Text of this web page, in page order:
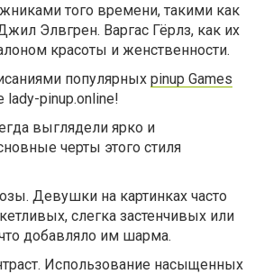
того времени, такими как
Элвгрен. Варгас Гёрлз, как их
красоты и женственности.
популярных pinup Games
lady-pinup.online!
выглядели ярко и
черты этого стиля
Девушки на картинках часто
слегка застенчивых или
добавляло им шарма.
Использование насыщенных